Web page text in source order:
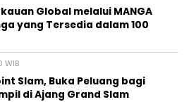
Global melalui MANGA
yang Tersedia dalam 100
WIB
Slam, Buka Peluang bagi
di Ajang Grand Slam